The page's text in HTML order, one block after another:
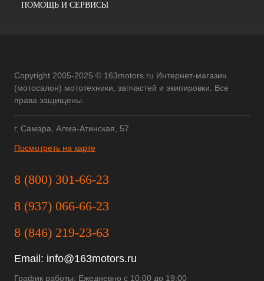
ПОМОЩЬ И СЕРВИСЫ
Copyright 2005-2025 © 163motors.ru Интернет-магазин
(мотосалон) мототехники, запчастей и экипировки. Все
права защищены.
г. Самара, Алма-Атинская, 57
Посмотреть на карте
8 (800) 301-66-23
8 (937) 066-66-23
8 (846) 219-23-63
Email: info@163motors.ru
График работы: Ежедневно с 10:00 до 19:00